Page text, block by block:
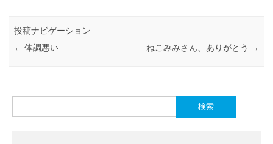
投稿ナビゲーション
← 体調悪い ねこみみさん、ありがとう →
索: